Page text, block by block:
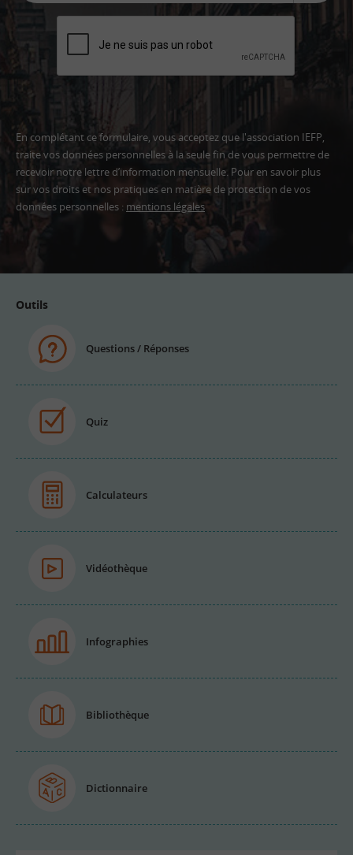
En complétant ce formulaire, vous acceptez que l'association IEFP,
traite vos données personnelles à la seule fin de vous permettre de
recevoir notre lettre d’information mensuelle. Pour en savoir plus
sur vos droits et nos pratiques en matière de protection de vos
données personnelles : mentions légales
Outils
Questions / Réponses
Quiz
Calculateurs
Vidéothèque
Infographies
Bibliothèque
Dictionnaire